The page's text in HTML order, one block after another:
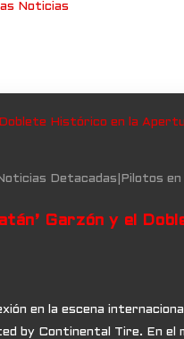
Noticias
Detacadas Pilotos
Garzón y el
en la escena
by Continental Tire. En